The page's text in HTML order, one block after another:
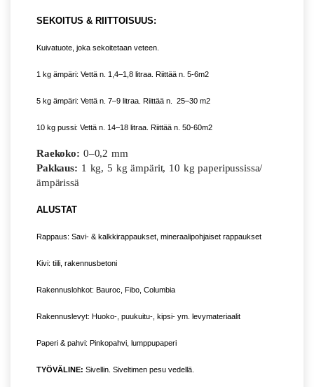
S EKOITUS & R IITTOISUUS:
Kuivatuote, joka sekoitetaan veteen.
1 kg ämpäri: Vettä n. 1,4–1,8 litraa. Riittää n. 5-6m2
5 kg ämpäri: Vettä n. 7–9 litraa. Riittää n. 25–30 m2
10 kg pussi: Vettä n. 14–18 litraa. Riittää n. 50-60m2
Raekoko: 0–0,2 mm
Pakkaus: 1 kg, 5 kg ämpärit, 10 kg paperipussissa/
ämpärissä
ALUSTAT
Rappaus: Savi- & kalkkirappaukset, mineraalipohjaiset rappaukset
Kivi: tiili, rakennusbetoni
Rakennuslohkot: Bauroc, Fibo, Columbia
Rakennuslevyt: Huoko-, puukuitu-, kipsi- ym. levymateriaalit
Paperi & pahvi: Pinkopahvi, lumppupaperi
TYÖVÄLINE: Sivellin. Siveltimen pesu vedellä.